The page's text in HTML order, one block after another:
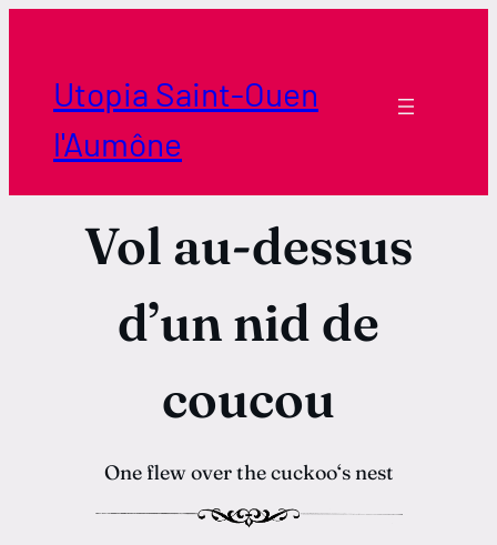
contenuUtopia Saint-Ouen
l'Aumône
Vol au-dessus
d’un nid de
coucou
One flew over the cuckoo‘s nest